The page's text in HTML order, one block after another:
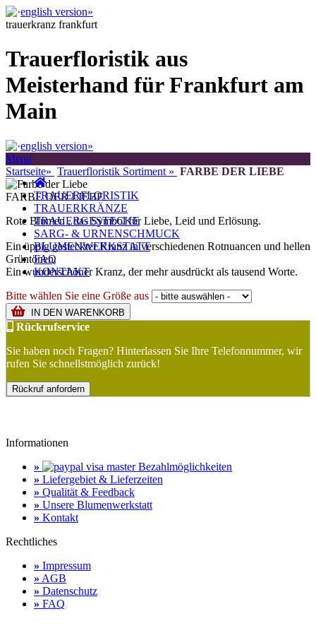
english version»
trauerkranz frankfurt
Trauerfloristik aus
Meisterhand für Frankfurt am
Main
english version»
Menu
TRAUERFLORISTIK
TRAUERKRÄNZE
TRAUERGESTECKE
SARG- & URNENSCHMUCK
BLUMENWERKSTATT
FAQ
KONTAKT
Startseite» Trauerfloristik Sortiment » FARBE DER LIEBE
FARBE DER LIEBE
Rote Blumen , das Symbol für Liebe, Leid und Erlösung.
Ein üppig gesteckter Kranz in verschiedenen Rotnuancen und hellen
Grüntönen.
Ein wunderschöner Kranz, der mehr ausdrückt als tausend Worte.
Bitte wählen Sie eine Größe aus
IN DEN WARENKORB
Rückrufservice
Sie haben noch Fragen? Hinterlassen Sie Ihre Telefonnummer, wir
rufen Sie schnellstmöglich zurück!
Rückruf anfordern
Informationen
»
Bezahlmöglichkeiten
» Liefergebiet & Lieferzeiten
» Qualität & Feedback
» Unsere Blumenwerkstatt
» Kontakt
Rechtliches
» Impressum
» AGB
» Datenschutz
» FAQ